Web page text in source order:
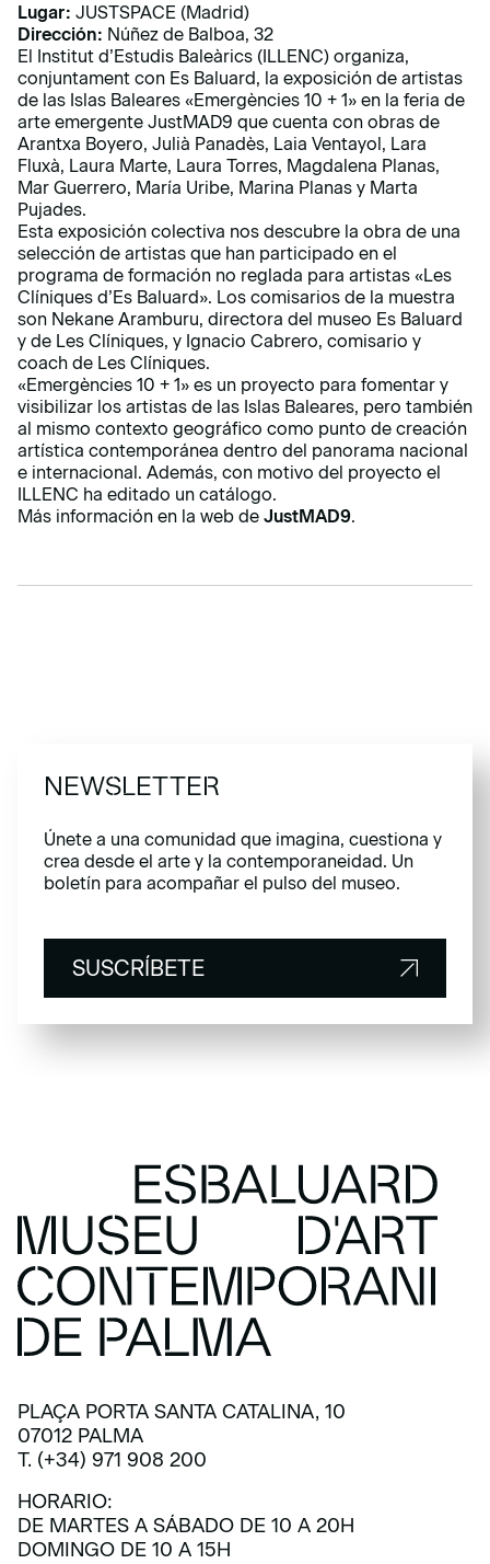
Lugar: JUSTSPACE (Madrid)
Dirección: Núñez de Balboa, 32
El Institut d’Estudis Baleàrics (ILLENC) organiza,
conjuntament con Es Baluard, la exposición de artistas
de las Islas Baleares «Emergències 10 + 1» en la feria de
arte emergente JustMAD9 que cuenta con obras de
Arantxa Boyero, Julià Panadès, Laia Ventayol, Lara
Fluxà, Laura Marte, Laura Torres, Magdalena Planas,
Mar Guerrero, María Uribe, Marina Planas y Marta
Pujades.
Esta exposición colectiva nos descubre la obra de una
selección de artistas que han participado en el
programa de formación no reglada para artistas «Les
Clíniques d’Es Baluard». Los comisarios de la muestra
son Nekane Aramburu, directora del museo Es Baluard
y de Les Clíniques, y Ignacio Cabrero, comisario y
coach de Les Clíniques.
«Emergències 10 + 1» es un proyecto para fomentar y
visibilizar los artistas de las Islas Baleares, pero también
al mismo contexto geográfico como punto de creación
artística contemporánea dentro del panorama nacional
e internacional. Además, con motivo del proyecto el
ILLENC ha editado un catálogo.
Más información en la web de JustMAD9.
NEWSLETTER
Únete a una comunidad que imagina, cuestiona y
crea desde el arte y la contemporaneidad. Un
boletín para acompañar el pulso del museo.
SUSCRÍBETE
SUSCRÍBETE
PLAÇA PORTA SANTA CATALINA, 10
07012 PALMA
T. (+34) 971 908 200
HORARIO:
DE MARTES A SÁBADO DE 10 A 20H
DOMINGO DE 10 A 15H